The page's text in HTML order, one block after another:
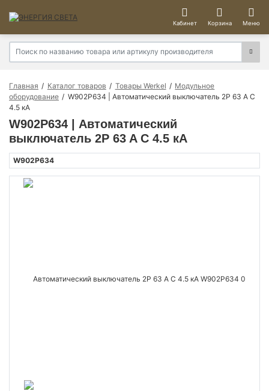
Кабинет Корзина Меню
Главная Каталог товаров Товары Werkel
Модульное
оборудование
W902P634 | Автоматический выключатель 2P 63 A C
4.5 кА
W902P634 | Автоматический
выключатель 2P 63 A C 4.5 кА
W902P634